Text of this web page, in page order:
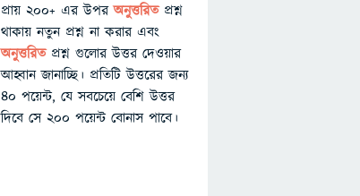
প্রায় ২০০+ এর উপরঅনুত্তরিতপ্রশ্ন
থাকায় নতুন প্রশ্ন না করার এবং
অনুত্তরিত প্রশ্ন গুলোর উত্তর দেওয়ার
আহ্বান জানাচ্ছি। প্রতিটি উত্তরের জন্য
৪০ পয়েন্ট, যে সবচেয়ে বেশি উত্তর
দিবে সে ২০০ পয়েন্ট বোনাস পাবে।